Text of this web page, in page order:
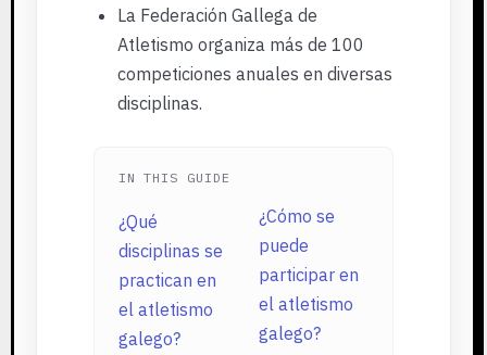
La Federación Gallega de
Atletismo organiza más de 100
competiciones anuales en diversas
disciplinas.
IN THIS GUIDE
¿Qué
disciplinas se
practican en
el atletismo
galego?
¿Cómo se
puede
participar en
el atletismo
galego?